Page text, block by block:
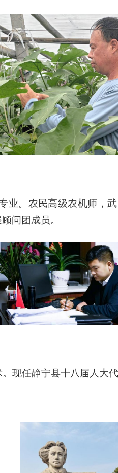
业。农民高级农机师，
问团成员。
现任静宁县十八届人大